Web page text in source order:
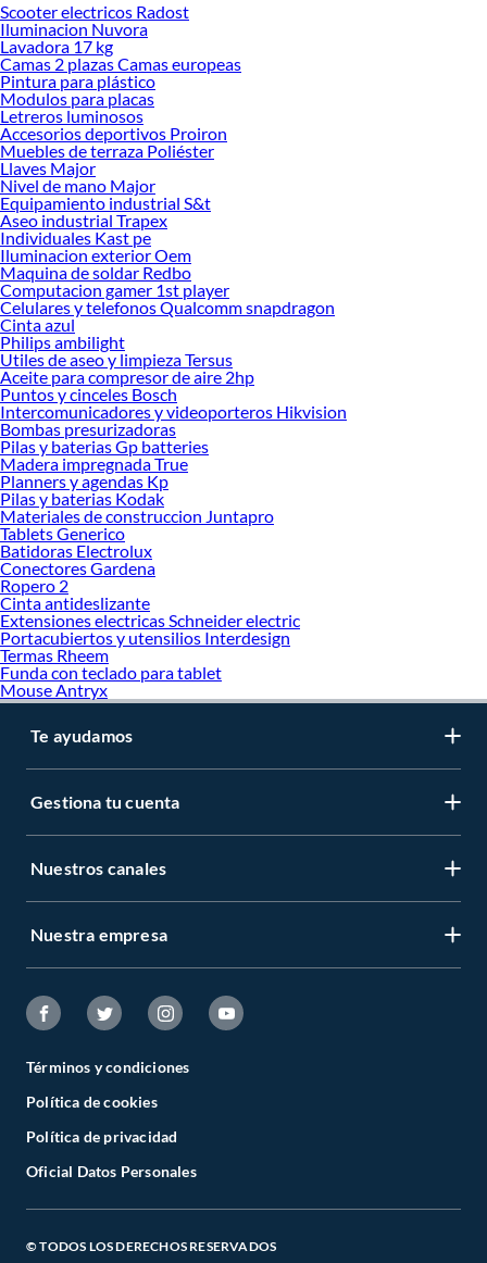
Scooter electricos Radost
Iluminacion Nuvora
Lavadora 17 kg
Camas 2 plazas Camas europeas
Pintura para plástico
Modulos para placas
Letreros luminosos
Accesorios deportivos Proiron
Muebles de terraza Poliéster
Llaves Major
Nivel de mano Major
Equipamiento industrial S&t
Aseo industrial Trapex
Individuales Kast pe
Iluminacion exterior Oem
Maquina de soldar Redbo
Computacion gamer 1st player
Celulares y telefonos Qualcomm snapdragon
Cinta azul
Philips ambilight
Utiles de aseo y limpieza Tersus
Aceite para compresor de aire 2hp
Puntos y cinceles Bosch
Intercomunicadores y videoporteros Hikvision
Bombas presurizadoras
Pilas y baterias Gp batteries
Madera impregnada True
Planners y agendas Kp
Pilas y baterias Kodak
Materiales de construccion Juntapro
Tablets Generico
Batidoras Electrolux
Conectores Gardena
Ropero 2
Cinta antideslizante
Extensiones electricas Schneider electric
Portacubiertos y utensilios Interdesign
Termas Rheem
Funda con teclado para tablet
Mouse Antryx
Te ayudamos
Gestiona tu cuenta
Nuestros canales
Nuestra empresa
Términos y condiciones
Política de cookies
Política de privacidad
Oficial Datos Personales
© TODOS LOS DERECHOS RESERVADOS